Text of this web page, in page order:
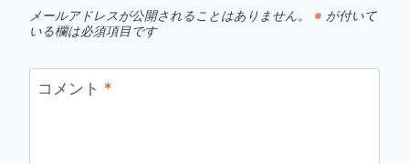
メールアドレスが公開されることはありません。 ※ が付いて
いる欄は必須項目です
コメント *